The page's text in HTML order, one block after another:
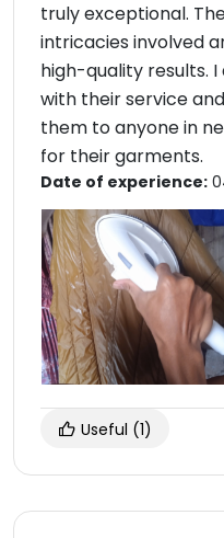
truly exceptional.
intricacies involved
high-quality results.
with their service
them to anyone in
for their garments.
Date of experience:
Useful (1)